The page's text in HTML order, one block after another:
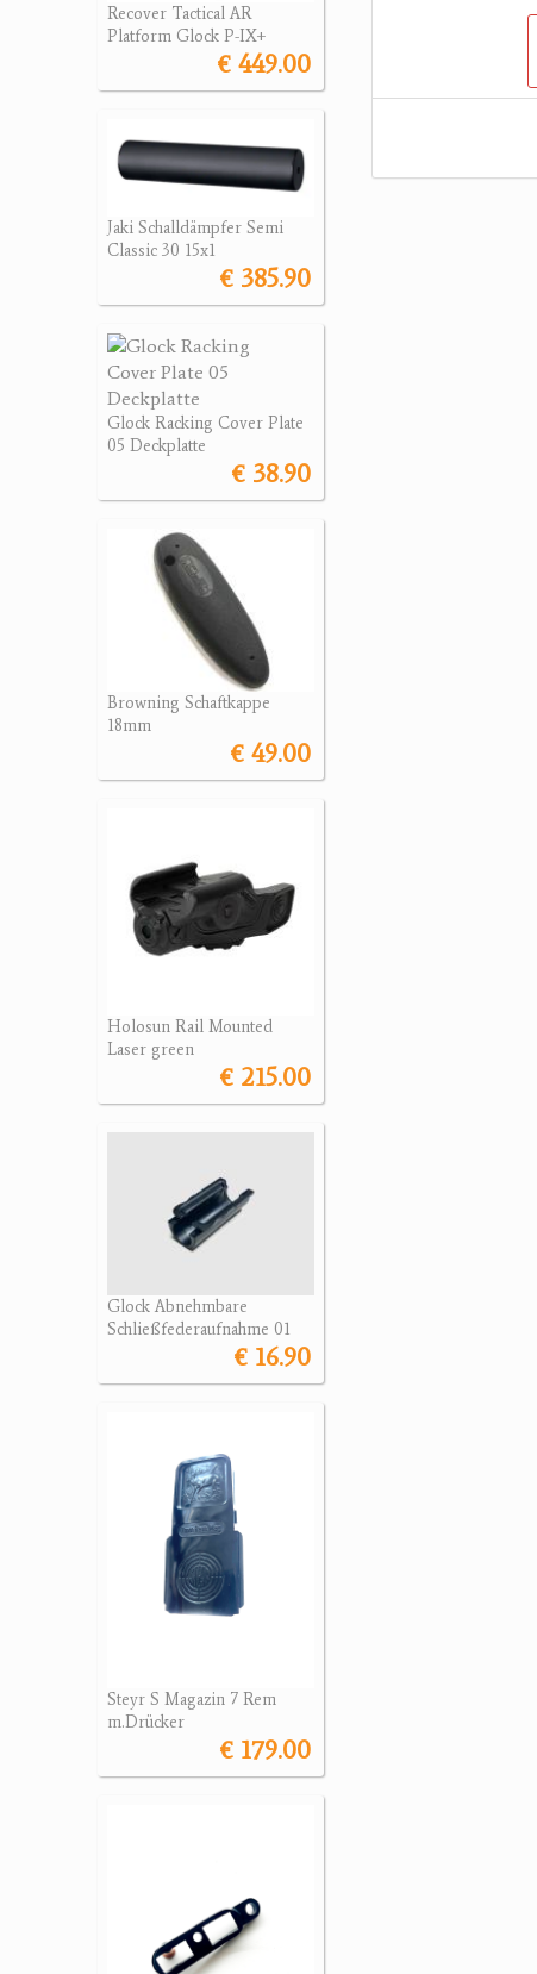
Recover Tactical AR
Platform Glock P-IX+
€ 449.00
Jaki Schalldämpfer Semi
Classic 30 15x1
€ 385.90
Glock Racking Cover Plate
05 Deckplatte
€ 38.90
Browning Schaftkappe
18mm
€ 49.00
Holosun Rail Mounted
Laser green
€ 215.00
Glock Abnehmbare
Schließfederaufnahme 01
€ 16.90
Steyr S Magazin 7 Rem
m.Drücker
€ 179.00